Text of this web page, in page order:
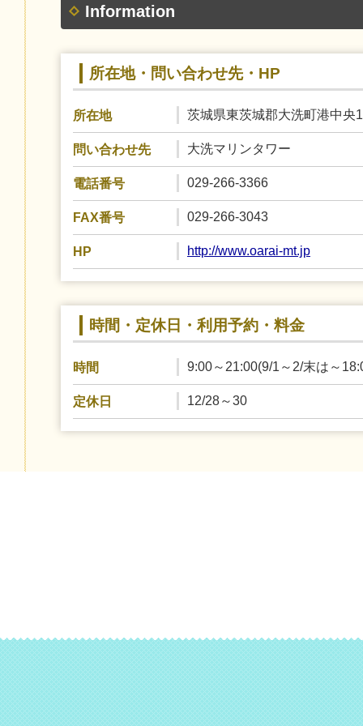
Information
所在地・問い合わせ先・HP
所在地 茨城県東茨城郡大洗町港中央
問い合わせ先 大洗マリンタワー
電話番号 029-266-3366
FAX番号 029-266-3043
HP http://www.oarai-mt.jp
時間・定休日・利用予約・料金
時間 9:00～21:00(9/1～2/末は～
定休日 12/28～30